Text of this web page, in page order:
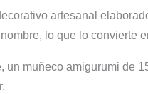
artesanal
lo que lo convierte
un muñeco amigurumi de